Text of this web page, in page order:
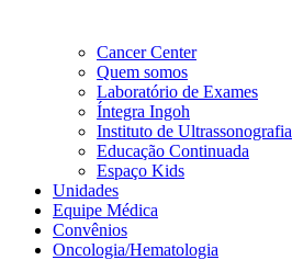
Cancer Center
Quem somos
Laboratório de Exames
Íntegra Ingoh
Instituto de Ultrassonografia
Educação Continuada
Espaço Kids
Unidades
Equipe Médica
Convênios
Oncologia/Hematologia